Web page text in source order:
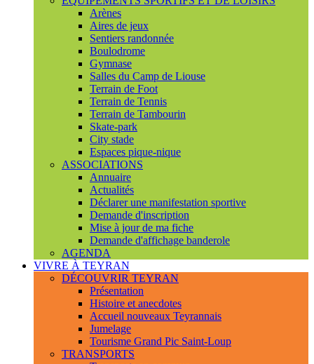
Arènes
Aires de jeux
Sentiers randonnée
Boulodrome
Gymnase
Salles du Camp de Liouse
Terrain de Foot
Terrain de Tennis
Terrain de Tambourin
Skate-park
City stade
Espaces pique-nique
ASSOCIATIONS
Annuaire
Actualités
Déclarer une manifestation sportive
Demande d'inscription
Mise à jour de ma fiche
Demande d'affichage banderole
AGENDA
VIVRE À TEYRAN
DÉCOUVRIR TEYRAN
Présentation
Histoire et anecdotes
Accueil nouveaux Teyrannais
Jumelage
Tourisme Grand Pic Saint-Loup
TRANSPORTS